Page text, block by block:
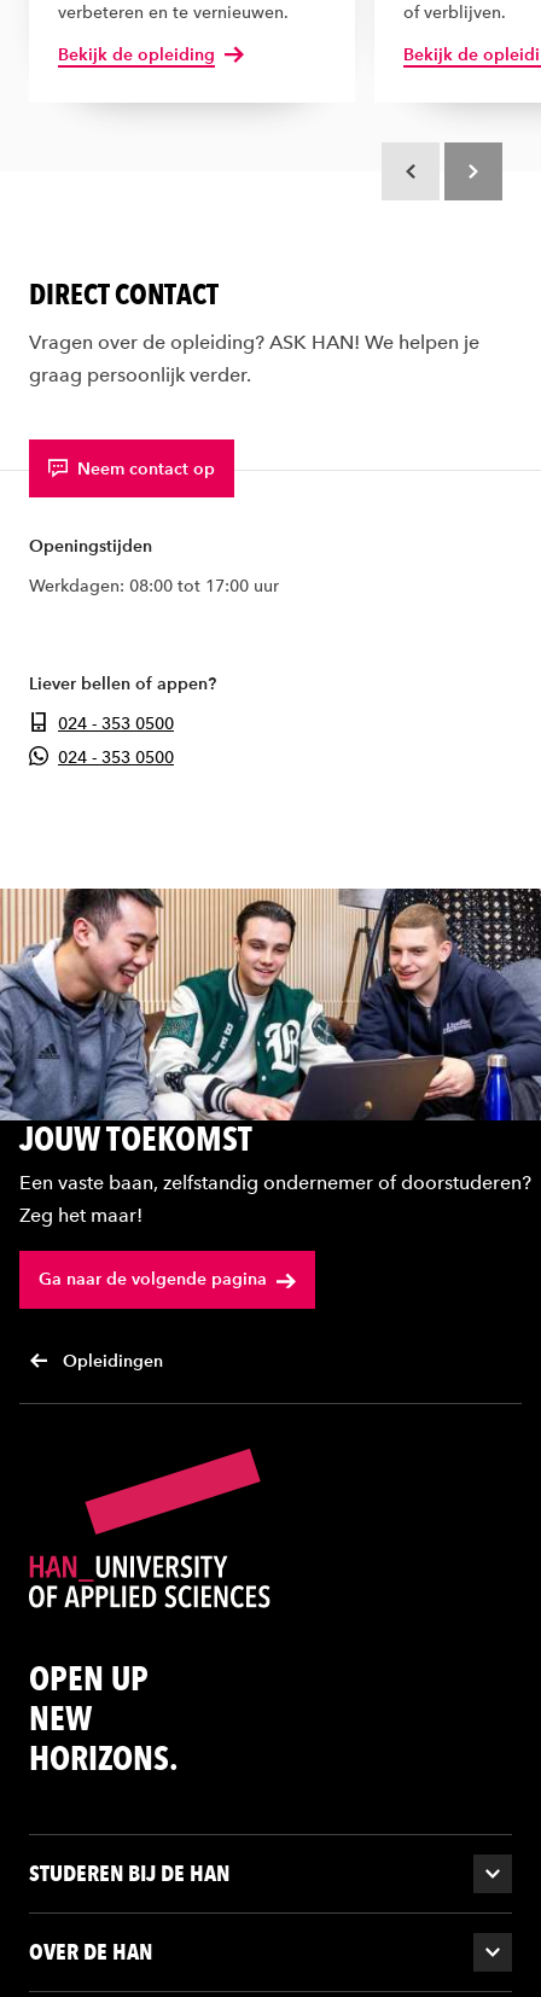
verbeteren en te vernieuwen.
Bekijk de opleiding
of verblijven.
Bekijk de
DIRECT CONTACT
Vragen over de opleiding? ASK HAN! We helpen je
graag persoonlijk verder.
Neem contact op
Openingstijden
Werkdagen: 08:00 tot 17:00 uur
Liever bellen of appen?
024 - 353 0500
024 - 353 0500
JOUW TOEKOMST
Een vaste baan, zelfstandig ondernemer of doorstuderen?
Zeg het maar!
Ga naar de volgende pagina
Opleidingen
OPEN UP
NEW
HORIZONS.
STUDEREN BIJ DE HAN
OVER DE HAN